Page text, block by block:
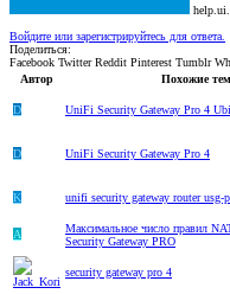
Войдите или зарегистрируйтесь для ответа.
Поделиться:
Facebook Twitter Reddit Pinterest Tumblr
Автор
Похожие
D UniFi Security Gateway Pro 4
D UniFi Security Gateway Pro 4
K unifi security gateway router usg-
A
Максимальное число правил
Security Gateway PRO
security gateway pro 4